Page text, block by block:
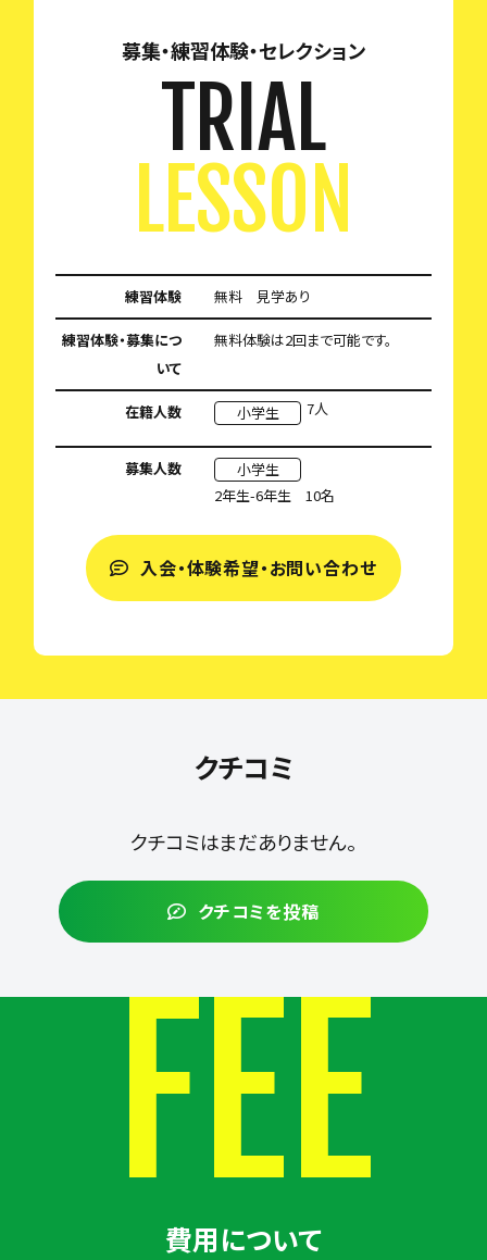
募集・練習体験・セレクション
TRIAL
LESSON
練習体験 無料 見学あり
練習体験・募集につ
いて
無料体験は2回まで可能です。
在籍人数 小学生 7人
募集人数
小学生
2年生-6年生 10名
入会・体験希望・お問い合わせ
クチコミ
クチコミはまだありません。
クチコミを投稿
FEE
費用について